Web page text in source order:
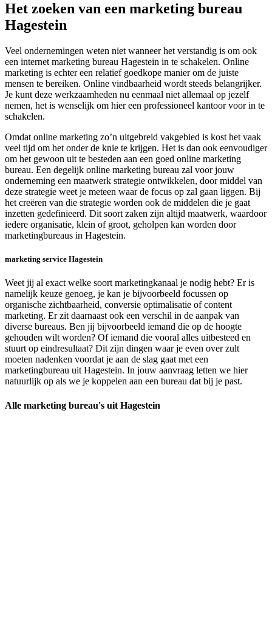
Het zoeken van een marketing bureau
Hagestein
Veel ondernemingen weten niet wanneer het verstandig is om ook
een internet marketing bureau Hagestein in te schakelen. Online
marketing is echter een relatief goedkope manier om de juiste
mensen te bereiken. Online vindbaarheid wordt steeds belangrijker.
Je kunt deze werkzaamheden nu eenmaal niet allemaal op jezelf
nemen, het is wenselijk om hier een professioneel kantoor voor in te
schakelen.
Omdat online marketing zo’n uitgebreid vakgebied is kost het vaak
veel tijd om het onder de knie te krijgen. Het is dan ook eenvoudiger
om het gewoon uit te besteden aan een goed online marketing
bureau. Een degelijk online marketing bureau zal voor jouw
onderneming een maatwerk strategie ontwikkelen, door middel van
deze strategie weet je meteen waar de focus op zal gaan liggen. Bij
het creëren van die strategie worden ook de middelen die je gaat
inzetten gedefinieerd. Dit soort zaken zijn altijd maatwerk, waardoor
iedere organisatie, klein of groot, geholpen kan worden door
marketingbureaus in Hagestein.
marketing service Hagestein
Weet jij al exact welke soort marketingkanaal je nodig hebt? Er is
namelijk keuze genoeg, je kan je bijvoorbeeld focussen op
organische zichtbaarheid, conversie optimalisatie of content
marketing. Er zit daarnaast ook een verschil in de aanpak van
diverse bureaus. Ben jij bijvoorbeeld iemand die op de hoogte
gehouden wilt worden? Of iemand die vooral alles uitbesteed en
stuurt op eindresultaat? Dit zijn dingen waar je even over zult
moeten nadenken voordat je aan de slag gaat met een
marketingbureau uit Hagestein. In jouw aanvraag letten we hier
natuurlijk op als we je koppelen aan een bureau dat bij je past.
Alle marketing bureau's uit Hagestein